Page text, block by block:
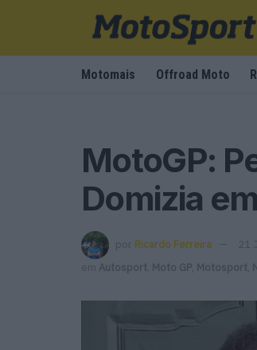
Motomais Offroad Moto
MotoGP:
Domizia
por Ricardo Ferreira
em
Autosport Moto GP Motosport